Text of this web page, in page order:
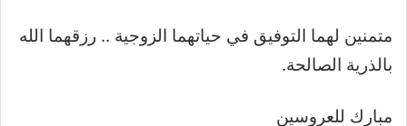
متمنين لهما التوفيق في حياتهما الزوجية .. رزقهما الله
بالذرية الصالحة.
مبارك للعروسين